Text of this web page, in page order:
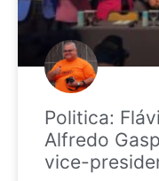
Politica:
Alfredo
vice-